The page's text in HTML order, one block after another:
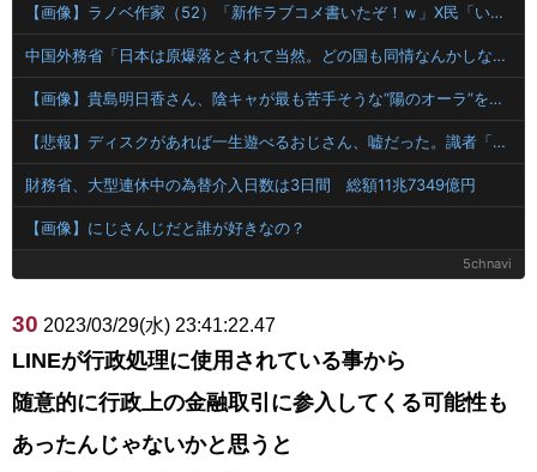
【画像】ラノベ作家（52）「新作ラブコメ書いたぞ！ｗ」X民「いい歳こいてラブコメ（笑）恥ずかしくないの？」←やめたれｗと話題に
中国外務省「日本は原爆落とされて当然。どの国も同情なんかしない」
【画像】貴島明日香さん、陰キャが最も苦手そうな“陽のオーラ”を放つｗｗｗｗ
【悲報】ディスクがあれば一生遊べるおじさん、嘘だった。識者「経年劣化で普通に割れます」
財務省、大型連休中の為替介入日数は3日間 総額11兆7349億円
【画像】にじさんじだと誰が好きなの？
5chnavi
30 2023/03/29(水) 23:41:22.47
LINEが行政処理に使用されている事から
随意的に行政上の金融取引に参入してくる可能性も
あったんじゃないかと思うと